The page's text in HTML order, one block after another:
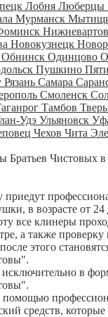
Лобня Люберцы
Мурманск
Новокузнецк
Обнинск Одинцово
Пушкино
Рязань Самара
Смоленск
Тамбов Тверь
Удэ Ульяновск
Чехов Чита
Братьев Чистовых в
приедут
в возрасте от 24
все клинеры
а также проверку
этого
в
помощью
средств,